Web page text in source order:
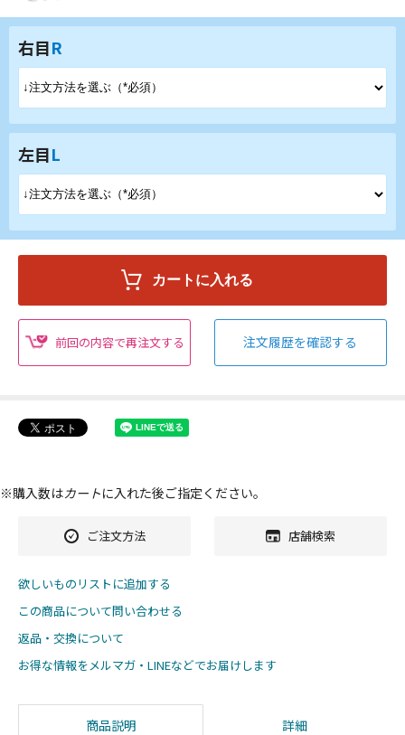
右目R
左目L
前回の内容で再注文する 注文履歴を確認する
※購入数はカートに入れた後ご指定ください。
ご注文方法 店舗検索
欲しいものリストに追加する
この商品について問い合わせる
返品・交換について
お得な情報をメルマガ・LINEなどでお届けします
商品説明 詳細